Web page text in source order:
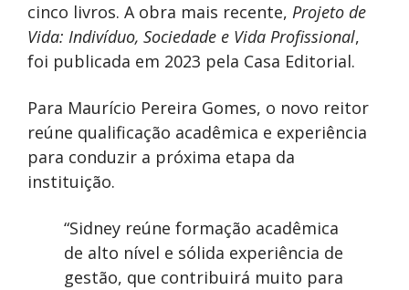
cinco livros. A obra mais recente, Projeto de
Vida: Indivíduo, Sociedade e Vida Profissional,
foi publicada em 2023 pela Casa Editorial.
Para Maurício Pereira Gomes, o novo reitor
reúne qualificação acadêmica e experiência
para conduzir a próxima etapa da
instituição.
“Sidney reúne formação acadêmica
de alto nível e sólida experiência de
gestão, que contribuirá muito para